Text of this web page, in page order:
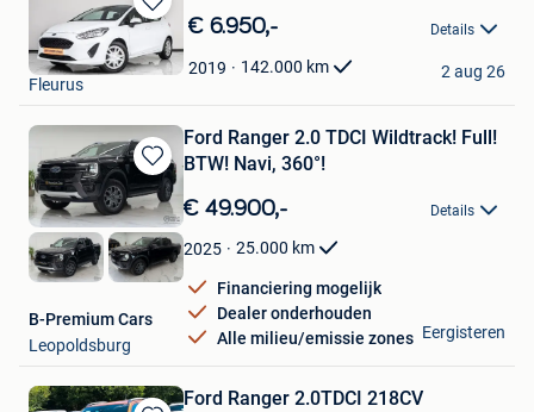
Bewaren
in
Mijn
€ 6.950,- Details
2019 142.000 km
Didier
Fleurus
2 aug 26
Bewaren
in
Mijn
Favorieten
Ford Ranger 2.0 TDCI Wildtrack! Full!
BTW! Navi, 360°!
€ 49.900,- Details
2025 25.000 km
Financiering mogelijk
Dealer onderhouden
Alle milieu/emissie zones
B-Premium Cars
Leopoldsburg
Eergisteren
Ford Ranger 2.0TDCI 218CV